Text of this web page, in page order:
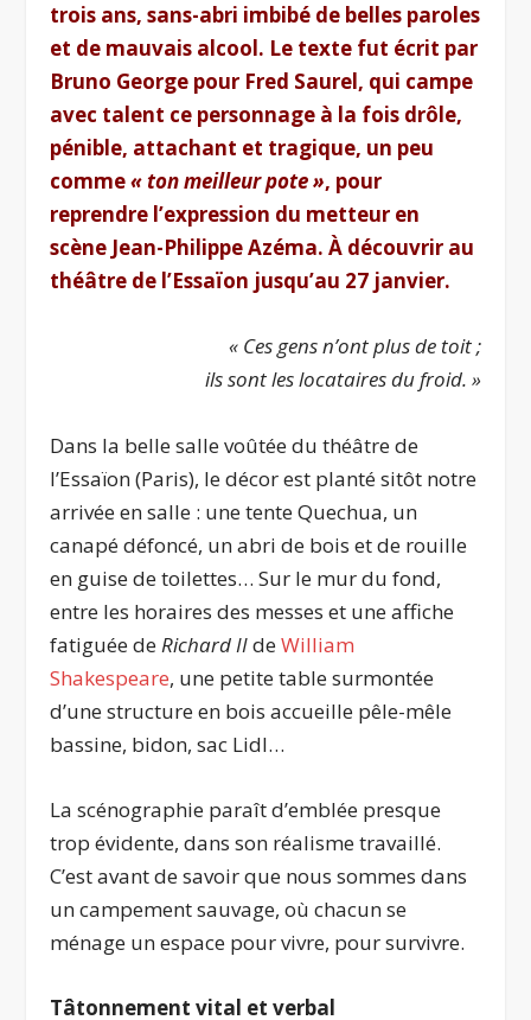
trois ans, sans-abri imbibé de belles paroles
et de mauvais alcool. Le texte fut écrit par
Bruno George pour Fred Saurel, qui campe
avec talent ce personnage à la fois drôle,
pénible, attachant et tragique, un peu
comme« ton meilleur pote », pour
reprendre l’expression du metteur en
scène Jean-Philippe Azéma. À découvrir au
théâtre de l’Essaïon jusqu’au 27 janvier.
« Ces gens n’ont plus de toit ;
ils sont les locataires du froid. »
Dans la belle salle voûtée du théâtre de
l’Essaïon (Paris), le décor est planté sitôt notre
arrivée en salle : une tente Quechua, un
canapé défoncé, un abri de bois et de rouille
en guise de toilettes… Sur le mur du fond,
entre les horaires des messes et une affiche
fatiguée de Richard IIdeWilliam
Shakespeare, une petite table surmontée
d’une structure en bois accueille pêle-mêle
bassine, bidon, sac Lidl…
La scénographie paraît d’emblée presque
trop évidente, dans son réalisme travaillé.
C’est avant de savoir que nous sommes dans
un campement sauvage, où chacun se
ménage un espace pour vivre, pour survivre.
Tâtonnement vital et verbal